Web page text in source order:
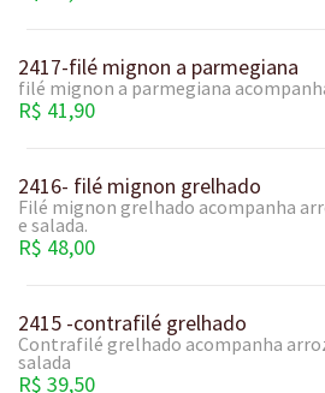
2417-filé mignon a parmegiana
filé mignon a parmegiana
R$ 41,90
2416- filé mignon grelhado
Filé mignon grelhado acompanha
e salada.
R$ 48,00
2415 -contrafilé grelhado
Contrafilé grelhado acompanha
salada
R$ 39,50